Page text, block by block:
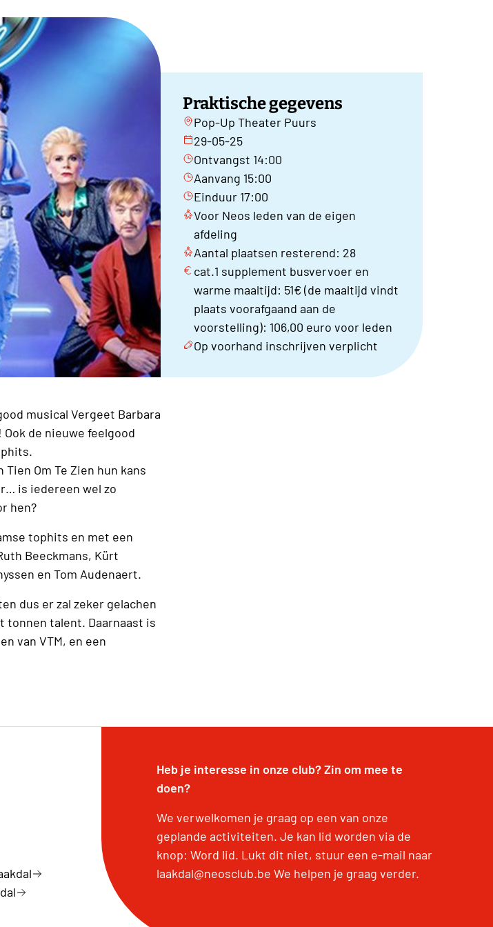
Praktische gegevens
Pop-Up Theater Puurs
29-05-25
Ontvangst 14:00
Aanvang 15:00
Einduur 17:00
Voor Neos leden van de eigen
afdeling
Aantal plaatsen resterend: 28
cat.1 supplement busvervoer en
warme maaltijd: 51€ (de maaltijd vindt
plaats voorafgaand aan de
voorstelling): 106,00 euro voor leden
Op voorhand inschrijven verplicht
musical Vergeet Barbara
de nieuwe feelgood
Om Te Zien hun kans
is iedereen wel zo
hen?
tophits en met een
Beeckmans, Kürt
en Tom Audenaert.
dus er zal zeker gelachen
tonnen talent. Daarnaast is
van VTM, en een
Heb je interesse in onze club? Zin om mee te
doen?
We verwelkomen je graag op een van onze
geplande activiteiten. Je kan lid worden via de
knop: Word lid. Lukt dit niet, stuur een e-mail naar
laakdal@neosclub.be We helpen je graag verder.